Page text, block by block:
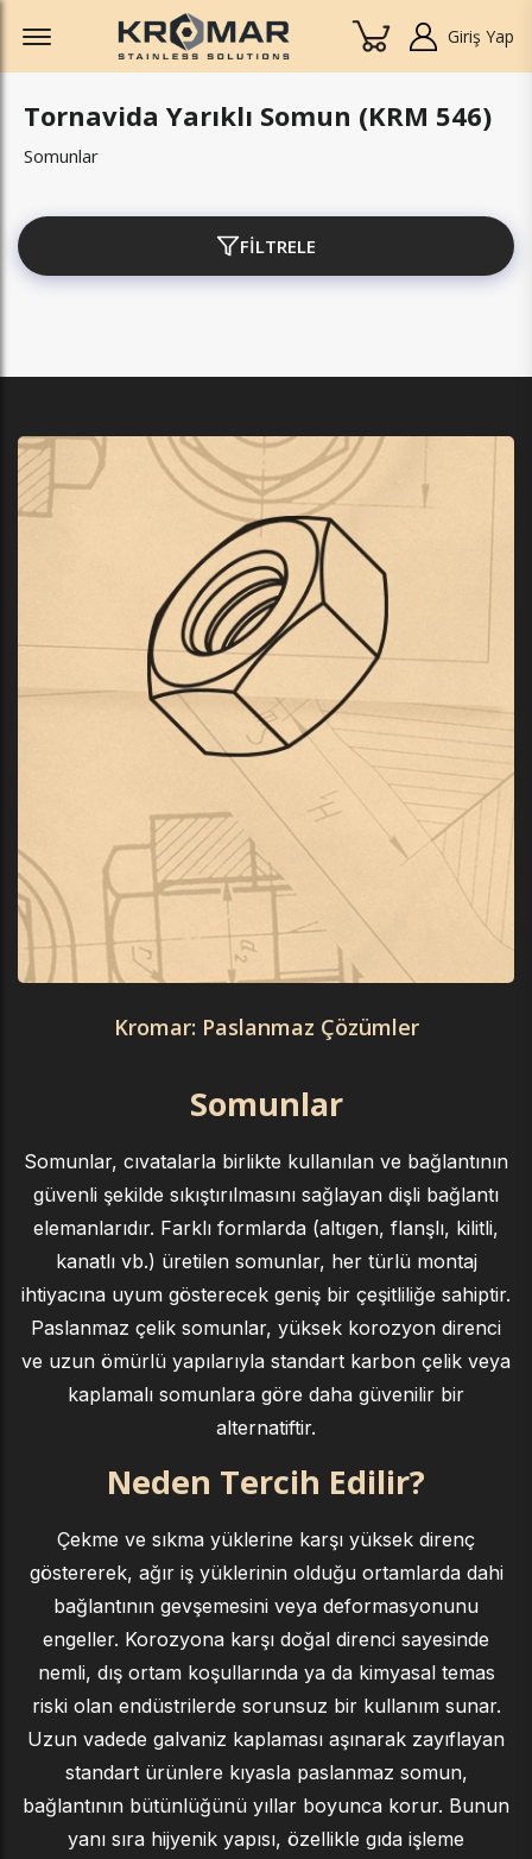
Offcanvas Menu Open
Giriş Yap
Tornavida Yarıklı Somun (KRM 546)
Somunlar
FİLTRELE
Kromar: Paslanmaz Çözümler
Somunlar
Somunlar, cıvatalarla birlikte kullanılan ve bağlantının
güvenli şekilde sıkıştırılmasını sağlayan dişli bağlantı
elemanlarıdır. Farklı formlarda (altıgen, flanşlı, kilitli,
kanatlı vb.) üretilen somunlar, her türlü montaj
ihtiyacına uyum gösterecek geniş bir çeşitliliğe sahiptir.
Paslanmaz çelik somunlar, yüksek korozyon direnci
ve uzun ömürlü yapılarıyla standart karbon çelik veya
kaplamalı somunlara göre daha güvenilir bir
alternatiftir.
Neden Tercih Edilir?
Çekme ve sıkma yüklerine karşı yüksek direnç
göstererek, ağır iş yüklerinin olduğu ortamlarda dahi
bağlantının gevşemesini veya deformasyonunu
engeller. Korozyona karşı doğal direnci sayesinde
nemli, dış ortam koşullarında ya da kimyasal temas
riski olan endüstrilerde sorunsuz bir kullanım sunar.
Uzun vadede galvaniz kaplaması aşınarak zayıflayan
standart ürünlere kıyasla paslanmaz somun,
bağlantının bütünlüğünü yıllar boyunca korur. Bunun
yanı sıra hijyenik yapısı, özellikle gıda işleme